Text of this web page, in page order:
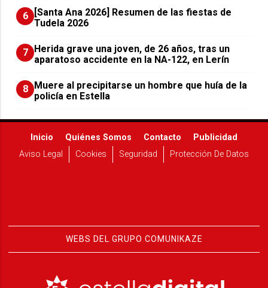
6
[Santa Ana 2026] Resumen de las fiestas de
Tudela 2026
7 Herida grave una joven, de 26 años, tras un
aparatoso accidente en la NA-122, en Lerín
8 Muere al precipitarse un hombre que huía de la
policía en Estella
Inicio Quiénes Somos Contacto
Publicidad
Aviso Legal
Cookies Seguridad Protección De Datos
WEBS DEL GRUPO COMUNIKAZE